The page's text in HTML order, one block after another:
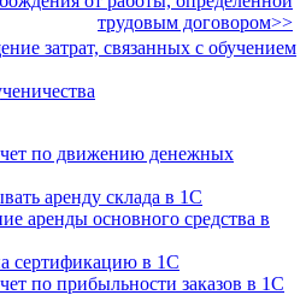
трудовым договором>>
затрат, связанных с обучением
по движению денежных
аренду склада в 1С
аренды основного средства в
сертификацию в 1С
по прибыльности заказов в 1С